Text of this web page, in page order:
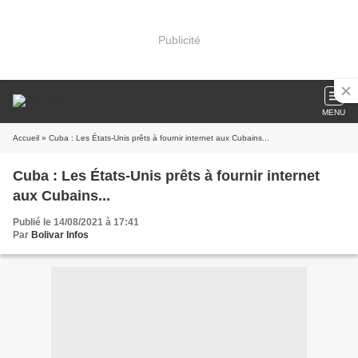
Publicité
MENU
Accueil » Cuba : Les États-Unis prêts à fournir internet aux Cubains...
Cuba : Les États-Unis prêts à fournir internet
aux Cubains...
Publié le 14/08/2021 à 17:41
Par Bolivar Infos